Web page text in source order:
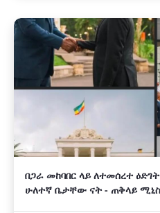
በጋራ መከባበር ላይ ለተመሰረተ
ሁለተኛ ቤታቸው ናት - ጠቅላይ